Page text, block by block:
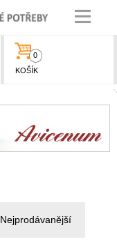
KOŠÍK
0
Nejprodávanější